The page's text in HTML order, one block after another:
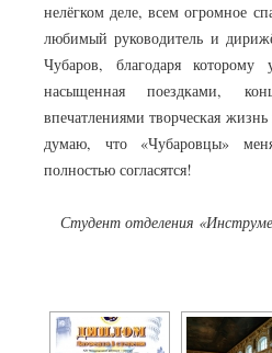
нелёгком деле, всем огромное
любимый руководитель и
Чубаров, благодаря которому
насыщенная поездками,
впечатлениями творческая
думаю, что «Чубаровцы»
полностью согласятся!
Студент отделения